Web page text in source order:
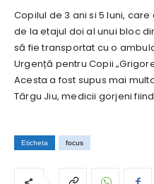
Copilul de 3 ani si 5 luni,
de la etajul doi al unui bloc
să fie transportat cu o
Urgență pentru Copii
Acesta a fost supus mai
Târgu Jiu, medicii gorjeni
Eticheta focus